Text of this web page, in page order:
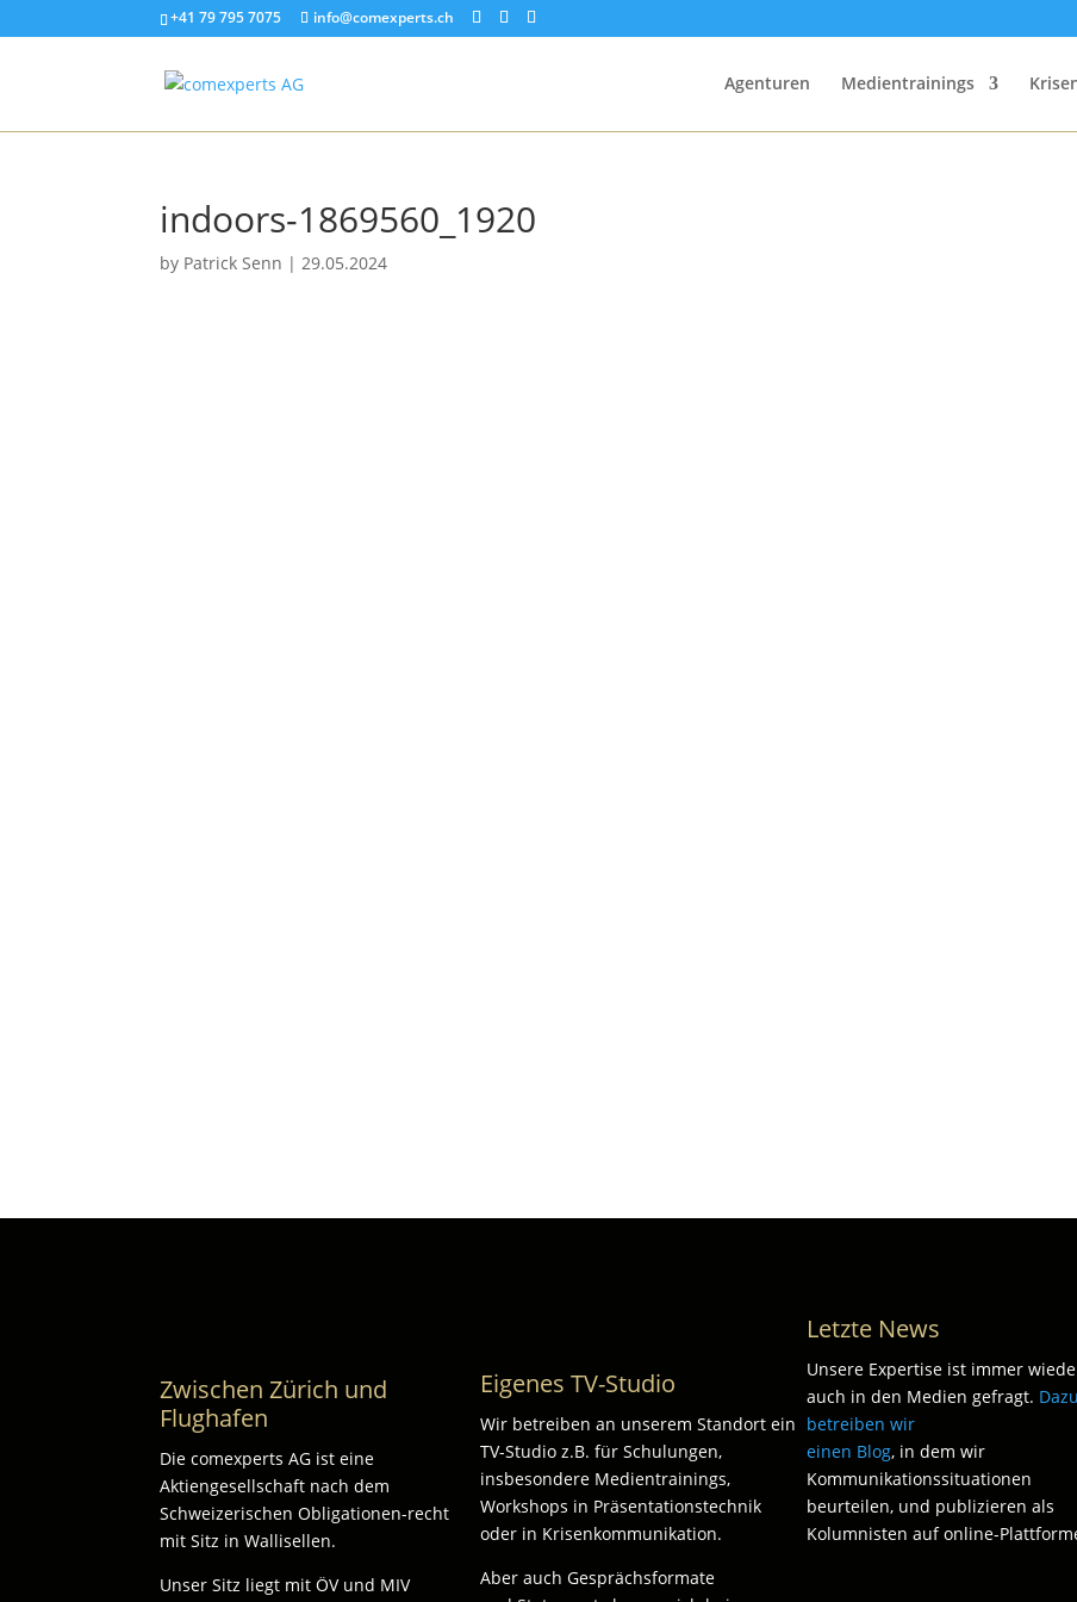
+41 79 795 7075 info@comexperts.ch
Agenturen Medientrainings
indoors-1869560_1920
by Patrick Senn |29.05.2024
Zwischen Zürich und
Flughafen
Die comexperts AG ist eine
Aktiengesellschaft nach dem
Schweizerischen Obligationen-recht
mit Sitz in Wallisellen.
Unser Sitz liegt mit ÖV und MIV
Eigenes TV-Studio
Wir betreiben an unserem Standort ein
TV-Studio z.B. für Schulungen,
insbesondere Medientrainings,
Workshops in Präsentationstechnik
oder in Krisenkommunikation.
Aber auch Gesprächsformate
Letzte News
Unsere Expertise ist immer
auch in den Medien gefragt. Dazu
betreiben wir
einen Blog, in dem wir
Kommunikationssituationen
beurteilen, und publizieren als
Kolumnisten auf online-